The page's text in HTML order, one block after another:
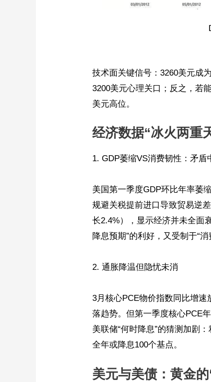
技术面关键信号：3260美元成
3200美元心理关口；反之，若
美元高位。
经济数据“冰火两重
1. GDP萎缩VS消费韧性：矛盾
美国第一季度GDP环比年率萎
规避关税提前进口导致贸易逆
长2.4%），显示经济并未全面
降息预期”的利好，又受制于“
2. 通胀降温但隐忧未消
3月核心PCE物价指数同比增速
落趋势。但第一季度核心PCE
美联储“何时降息”的猜测加剧
全年或降息100个基点。
美元与美债：黄金